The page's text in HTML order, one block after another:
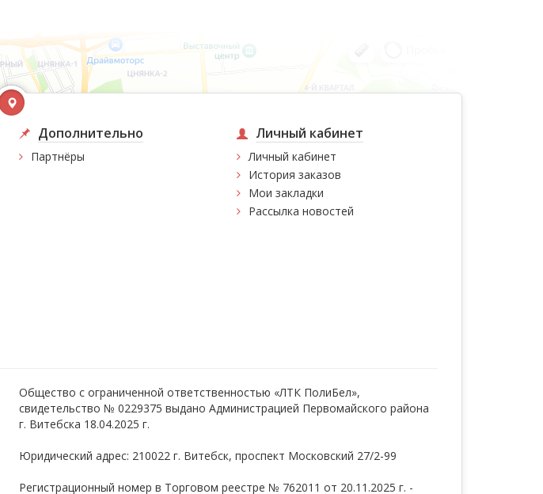
Дополнительно
Партнёры
Личный кабинет
Личный кабинет
История заказов
Мои закладки
Рассылка новостей
Общество с ограниченной ответственностью «ЛТК ПолиБел»,
свидетельство № 0229375 выдано Администрацией Первомайского района
г. Витебска 18.04.2025 г.
Юридический адрес: 210022 г. Витебск, проспект Московский 27/2-99
Регистрационный номер в Торговом реестре № 762011 от 20.11.2025 г. -